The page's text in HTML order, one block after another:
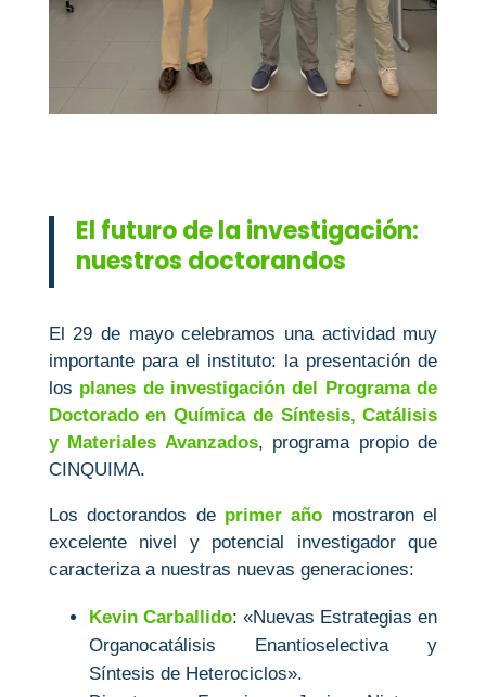
El futuro de la investigación:
nuestros doctorandos
El 29 de mayo celebramos una actividad muy
importante para el instituto: la presentación de
los planes de investigación del Programa de
Doctorado en Química de Síntesis, Catálisis
y Materiales Avanzados, programa propio de
CINQUIMA.
Los doctorandos de primer año mostraron el
excelente nivel y potencial investigador que
caracteriza a nuestras nuevas generaciones:
Kevin Carballido: «Nuevas Estrategias en
Organocatálisis Enantioselectiva y
Síntesis de Heterociclos».